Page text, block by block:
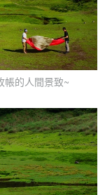
的人間景致~